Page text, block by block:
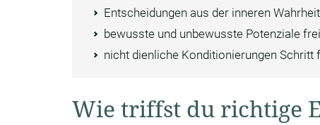
Entscheidungen aus der inneren
bewusste und unbewusste Potenziale
nicht dienliche Konditionierungen Schritt
Wie triffst du richtige